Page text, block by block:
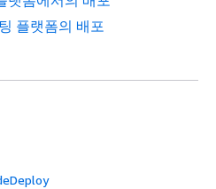
플랫폼의 배포